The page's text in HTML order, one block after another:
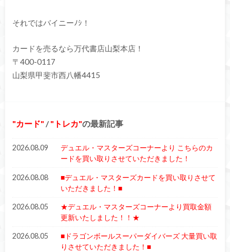
それではバイニーﾉｼ！
カードを売るなら万代書店山梨本店！
〒400-0117
山梨県甲斐市西八幡4415
カード / トレカ の最新記事
2026.08.09
デュエル・マスターズコーナーより こちらのカ
ードを買い取りさせていただきました！
2026.08.08
■デュエル・マスターズカードを買い取りさせて
いただきました！■
2026.08.05
★デュエル・マスターズコーナーより買取金額
更新いたしました！！★
2026.08.05
■ドラゴンボールスーパーダイバーズ 大量買い取
りさせていただきました！■